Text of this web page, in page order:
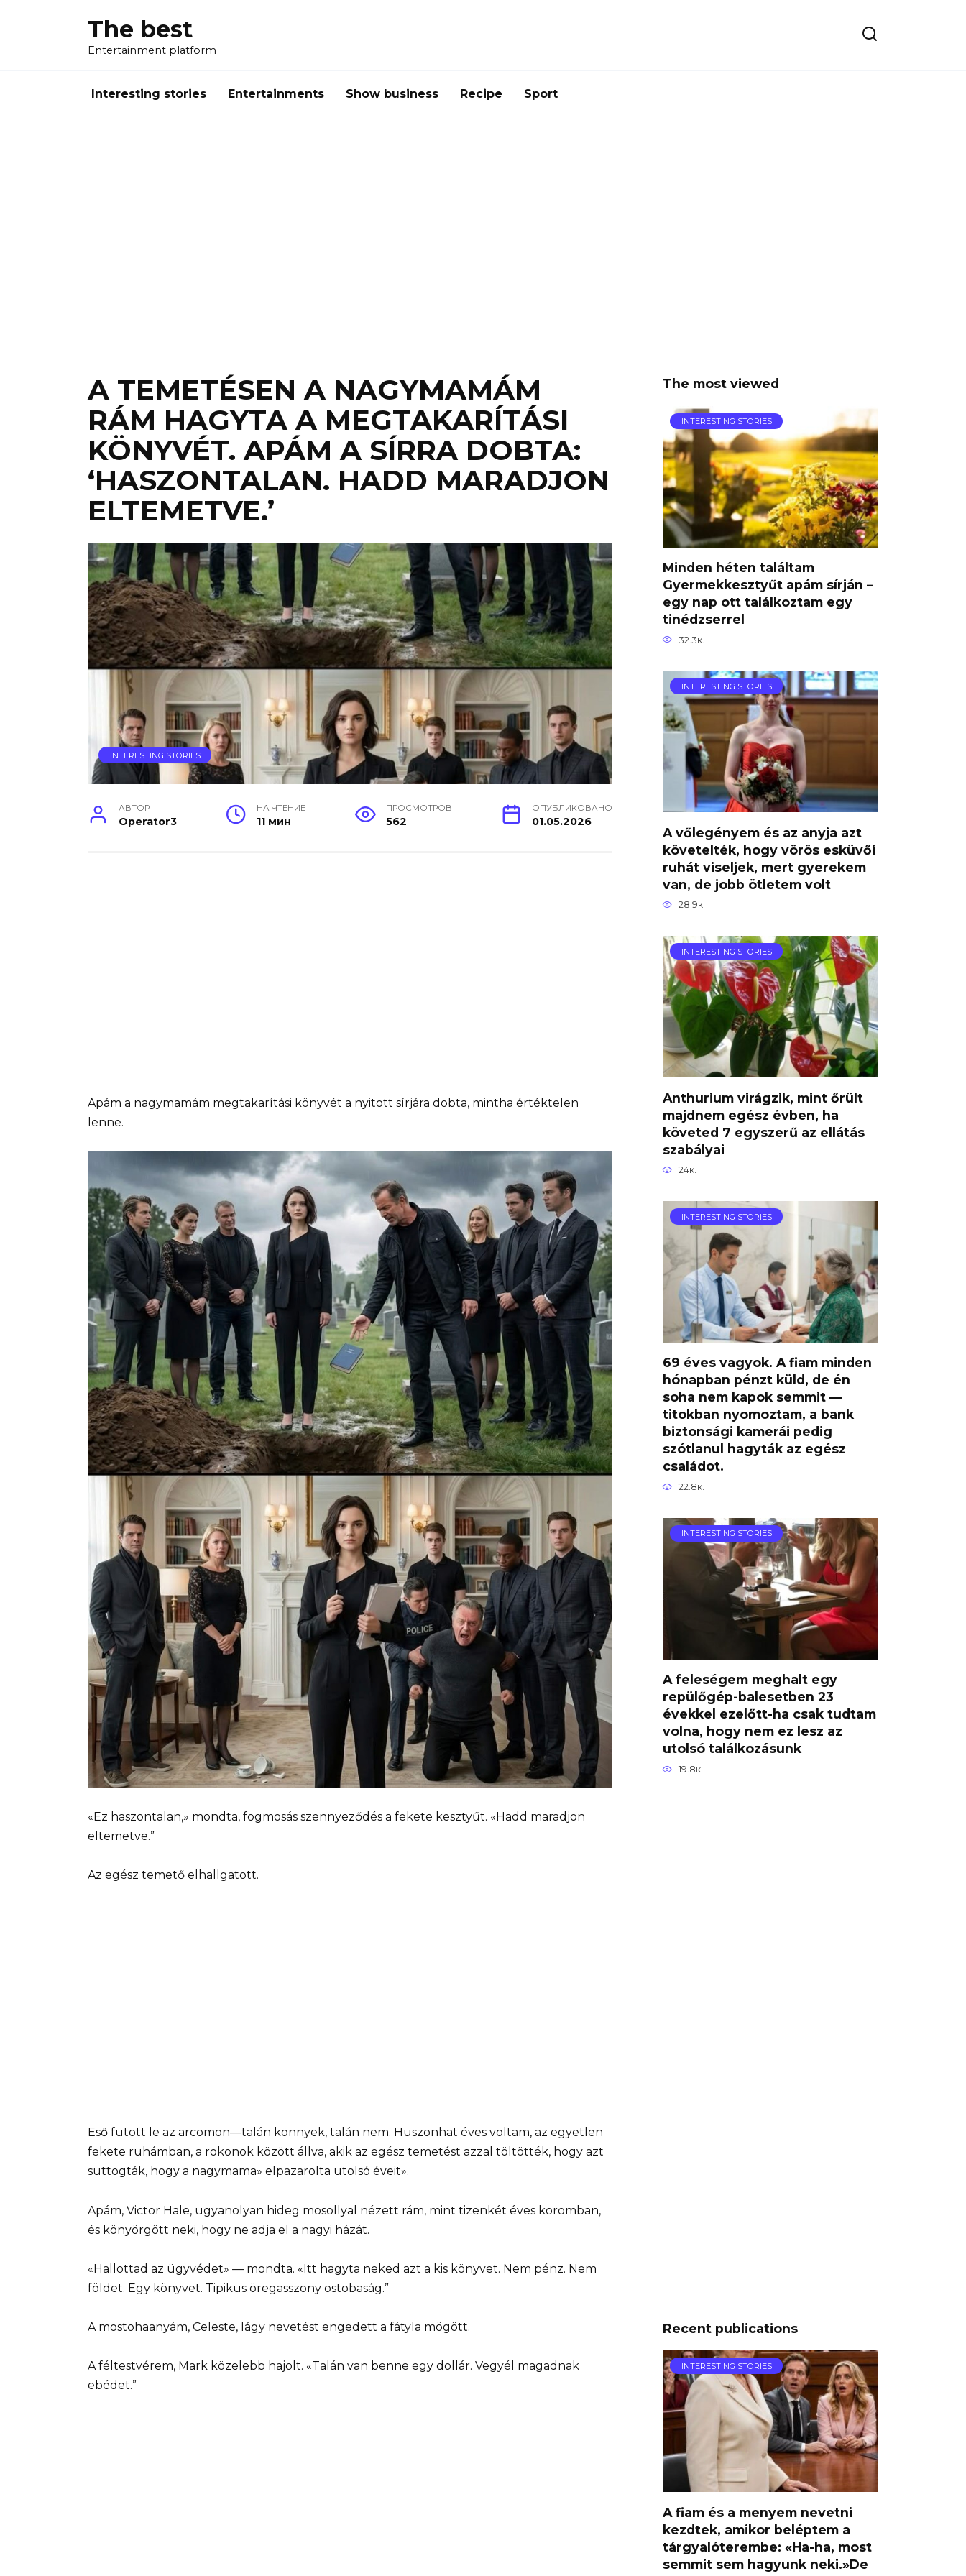
The best
Entertainment platform
Interesting stories Entertainments Show business Recipe Sport
A TEMETÉSEN A NAGYMAMÁM
RÁM HAGYTA A MEGTAKARÍTÁSI
KÖNYVÉT. APÁM A SÍRRA DOBTA:
‘HASZONTALAN. HADD MARADJON
ELTEMETVE.’
INTERESTING STORIES
АВТОР
Operator3
НА ЧТЕНИЕ
11 мин
ПРОСМОТРОВ
562
ОПУБЛИКОВАНО
01.05.2026
Apám a nagymamám megtakarítási könyvét a nyitott sírjára dobta, mintha értéktelen
lenne.
«Ez haszontalan,» mondta, fogmosás szennyeződés a fekete kesztyűt. «Hadd maradjon
eltemetve.”
Az egész temető elhallgatott.
Eső futott le az arcomon—talán könnyek, talán nem. Huszonhat éves voltam, az egyetlen
fekete ruhámban, a rokonok között állva, akik az egész temetést azzal töltötték, hogy azt
suttogták, hogy a nagymama» elpazarolta utolsó éveit».
Apám, Victor Hale, ugyanolyan hideg mosollyal nézett rám, mint tizenkét éves koromban,
és könyörgött neki, hogy ne adja el a nagyi házát.
«Hallottad az ügyvédet» — mondta. «Itt hagyta neked azt a kis könyvet. Nem pénz. Nem
földet. Egy könyvet. Tipikus öregasszony ostobaság.”
A mostohaanyám, Celeste, lágy nevetést engedett a fátyla mögött.
A féltestvérem, Mark közelebb hajolt. «Talán van benne egy dollár. Vegyél magadnak
ebédet.”
The most viewed
INTERESTING STORIES
Minden héten találtam
Gyermekkesztyűt apám sírján –
egy nap ott találkoztam egy
tinédzserrel
32.3к.
INTERESTING STORIES
A vőlegényem és az anyja azt
követelték, hogy vörös esküvői
ruhát viseljek, mert gyerekem
van, de jobb ötletem volt
28.9к.
INTERESTING STORIES
Anthurium virágzik, mint őrült
majdnem egész évben, ha
követed 7 egyszerű az ellátás
szabályai
24к.
INTERESTING STORIES
69 éves vagyok. A fiam minden
hónapban pénzt küld, de én
soha nem kapok semmit —
titokban nyomoztam, a bank
biztonsági kamerái pedig
szótlanul hagyták az egész
családot.
22.8к.
INTERESTING STORIES
A feleségem meghalt egy
repülőgép-balesetben 23
évekkel ezelőtt-ha csak tudtam
volna, hogy nem ez lesz az
utolsó találkozásunk
19.8к.
Recent publications
INTERESTING STORIES
A fiam és a menyem nevetni
kezdtek, amikor beléptem a
tárgyalóterembe: «Ha-ha, most
semmit sem hagyunk neki.»De